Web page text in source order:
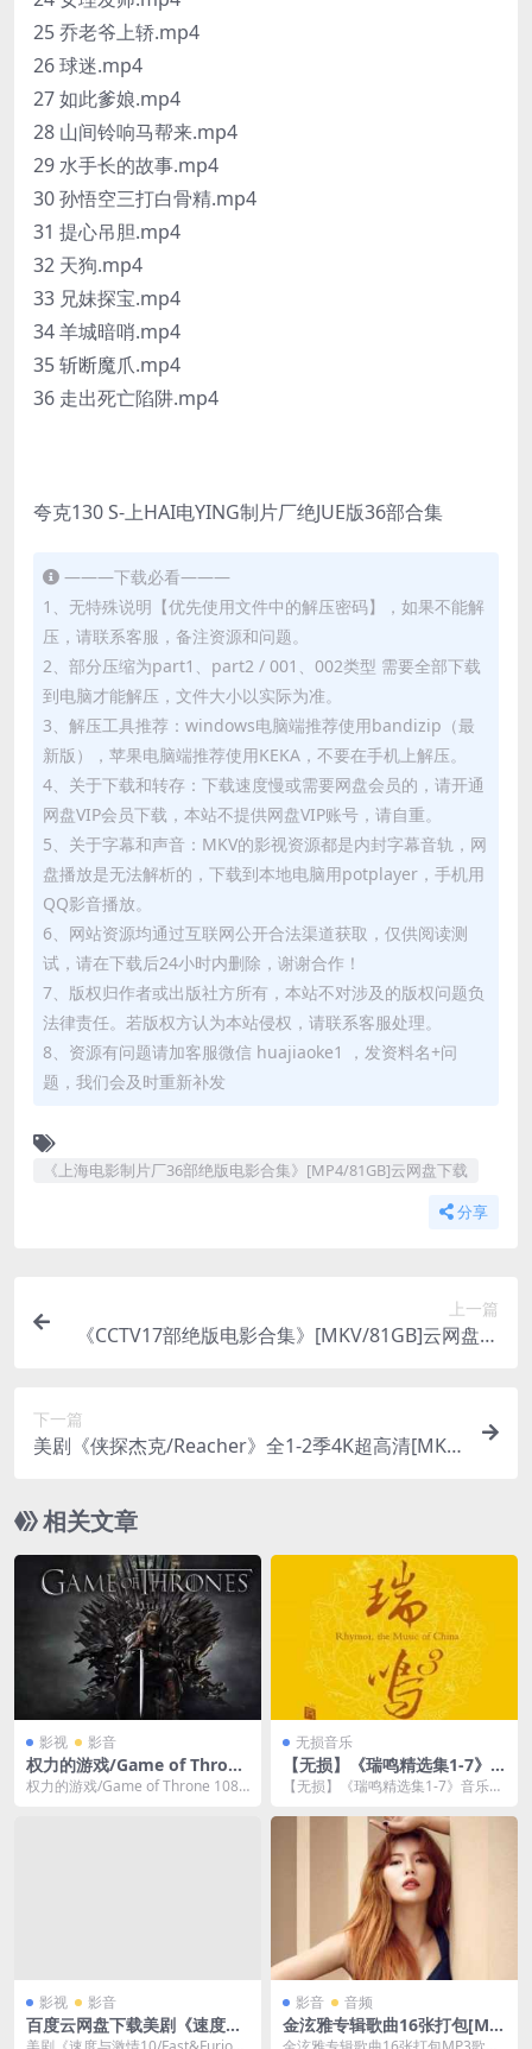
25 乔老爷上轿.mp4
26 球迷.mp4
27 如此爹娘.mp4
28 山间铃响马帮来.mp4
29 水手长的故事.mp4
30 孙悟空三打白骨精.mp4
31 提心吊胆.mp4
32 天狗.mp4
33 兄妹探宝.mp4
34 羊城暗哨.mp4
35 斩断魔爪.mp4
36 走出死亡陷阱.mp4
夸克130 S-上HAI电YING制片厂绝JUE版36部合集
———下载必看———
1、无特殊说明【优先使用文件中的解压密码】，如果不能解
压，请联系客服，备注资源和问题。
2、部分压缩为part1、part2 / 001、002类型 需要全部下载
到电脑才能解压，文件大小以实际为准。
3、解压工具推荐：windows电脑端推荐使用bandizip（最
新版），苹果电脑端推荐使用KEKA，不要在手机上解压。
4、关于下载和转存：下载速度慢或需要网盘会员的，请开通
网盘VIP会员下载，本站不提供网盘VIP账号，请自重。
5、关于字幕和声音：MKV的影视资源都是内封字幕音轨，网
盘播放是无法解析的，下载到本地电脑用potplayer，手机用
QQ影音播放。
6、网站资源均通过互联网公开合法渠道获取，仅供阅读测
试，请在下载后24小时内删除，谢谢合作！
7、版权归作者或出版社方所有，本站不对涉及的版权问题负
法律责任。若版权方认为本站侵权，请联系客服处理。
8、资源有问题请加客服微信 huajiaoke1 ，发资料名+问
题，我们会及时重新补发
《上海电影制片厂36部绝版电影合集》[MP4/81GB]云网盘下载
分享
上一篇
《CCTV17部绝版电影合集》[MKV/81GB]云网盘下
下一篇
美剧《侠探杰克/Reacher》全1-2季4K超高清[MK
相关文章
影视 影音
权力的游戏/Game of Throne
1080P未删减1-8季全(中英双
权力的游戏/Game of Throne 1080
无损音乐
【无损】《瑞鸣精选集1-7》
音乐歌曲-百度云网盘下载
【无损】《瑞鸣精选集1-7》音乐歌
理，百度...
影视 影音
百度云网盘下载美剧《速度与
激情10/Fast&Furious10》高
影音 音频
金泫雅专辑歌曲16张打包[MP
3/426.44MB]百度云网盘下载